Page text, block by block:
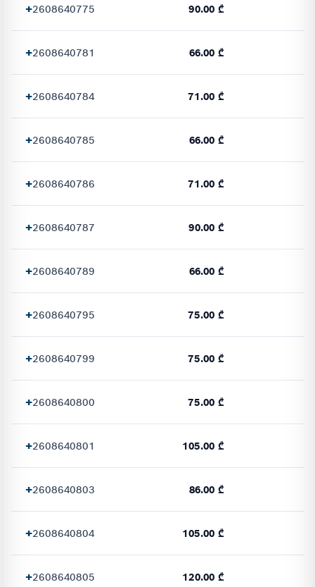
+2608640775 90.00 ₾
+2608640781 66.00 ₾
+2608640784 71.00 ₾
+2608640785 66.00 ₾
+2608640786 71.00 ₾
+2608640787 90.00 ₾
+2608640789 66.00 ₾
+2608640795 75.00 ₾
+2608640799 75.00 ₾
+2608640800 75.00 ₾
+2608640801 105.00 ₾
+2608640803 86.00 ₾
+2608640804 105.00 ₾
+2608640805 120.00 ₾